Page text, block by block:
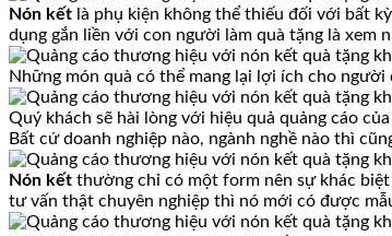
Nón kết là phụ kiện không thể thiếu đối với bất
dụng gắn liền với con người làm quà tặng là xem
Những món quà có thể mang lại lợi ích cho
Quý khách sẽ hài lòng với hiệu quả quảng cáo của
Bất cứ doanh nghiệp nào, ngành nghề nào thì
Nón kết thường chỉ có một form nên sự khác biệt
tư vấn thật chuyên nghiệp thì nó mới có được